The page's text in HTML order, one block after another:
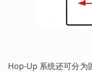
Hop-Up 系统还可分为